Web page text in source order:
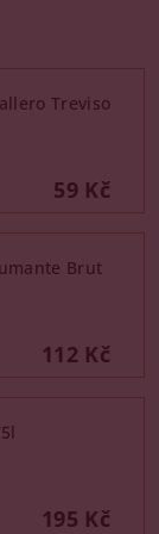
Treviso
59 Kč
Brut
112 Kč
195 Kč